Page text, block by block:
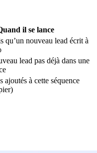
il se lance
qu’un nouveau lead écrit à
lead pas déjà dans une
ajoutés à cette séquence